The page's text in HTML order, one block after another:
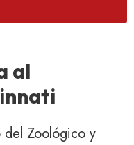
al
del Zoológico y